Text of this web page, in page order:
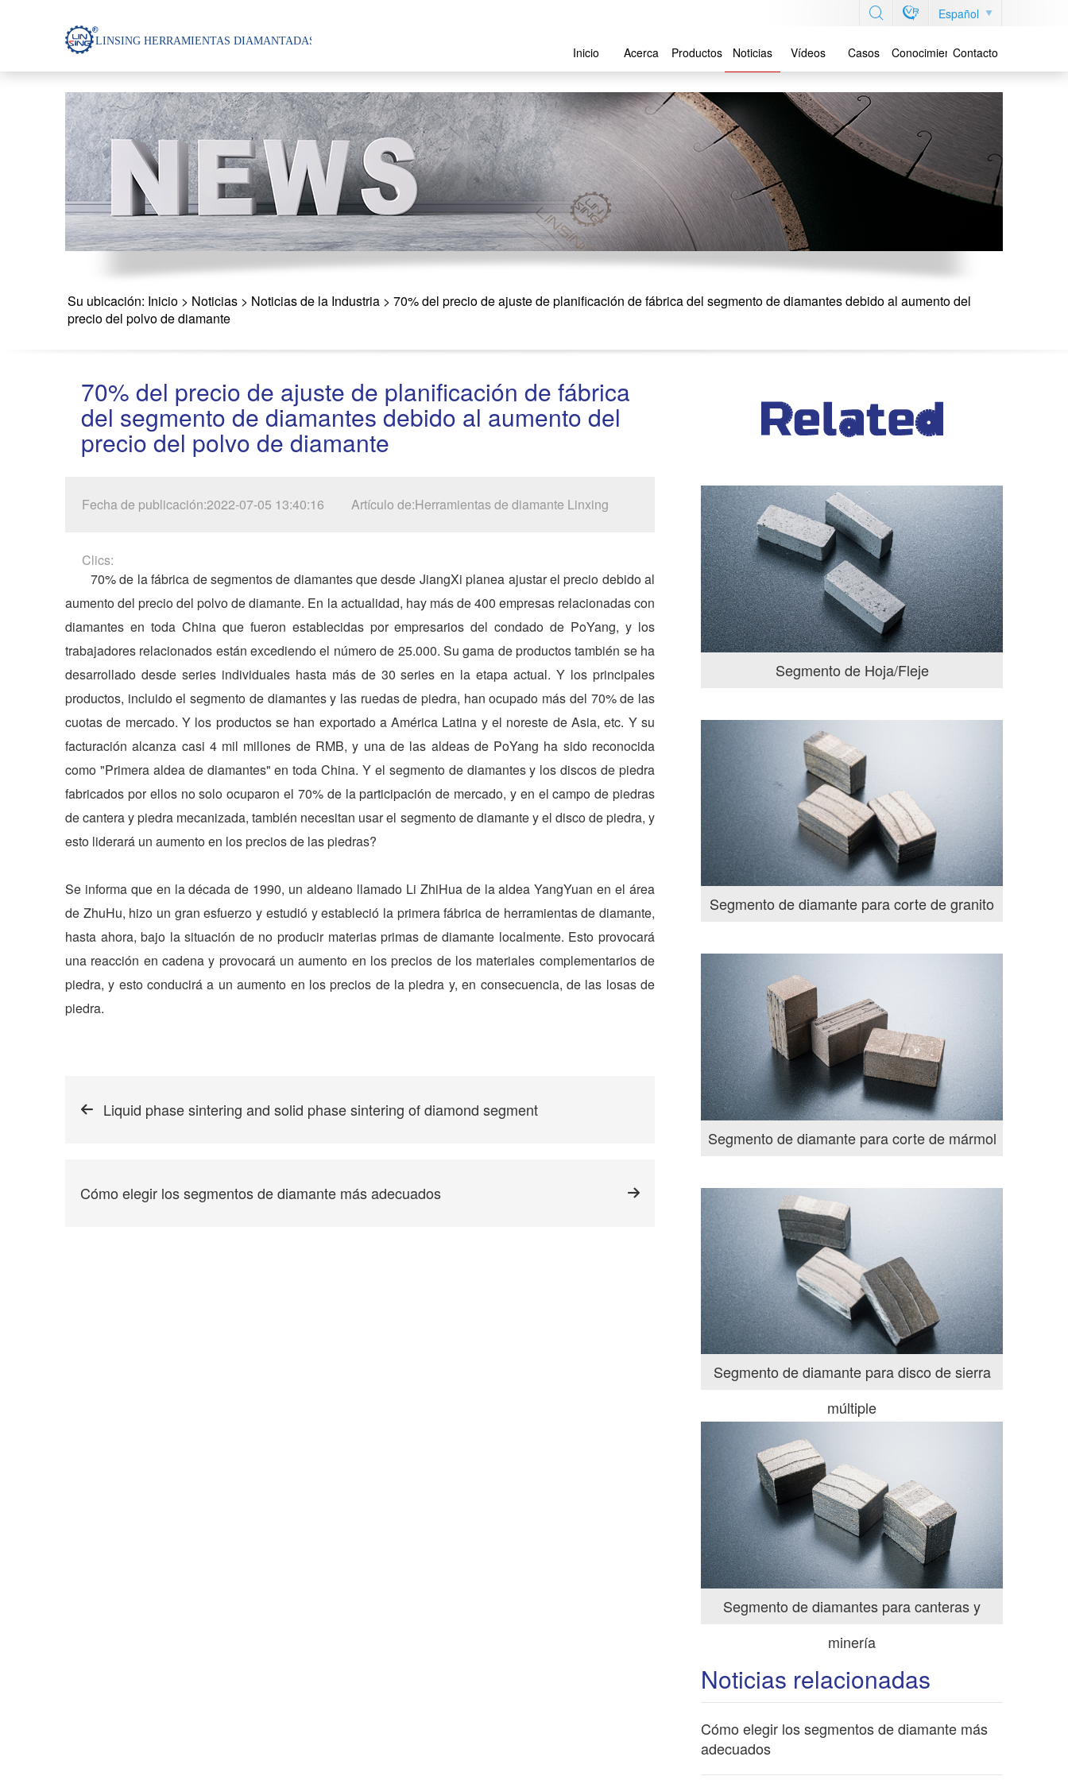
Inicio Acerca Productos Noticias Vídeos Casos ConocimientoContacto
Español
Su ubicación: Inicio > Noticias > Noticias de la Industria > 70% del precio de ajuste de planificación de fábrica del segmento de diamantes debido al aumento del
precio del polvo de diamante
70% del precio de ajuste de planificación de fábrica
del segmento de diamantes debido al aumento del
precio del polvo de diamante
Fecha de publicación:2022-07-05 13:40:16 Artículo de:Herramientas de diamante Linxing
Clics:
70% de la fábrica de segmentos de diamantes que desde JiangXi planea ajustar el precio debido al
aumento del precio del polvo de diamante. En la actualidad, hay más de 400 empresas relacionadas con
diamantes en toda China que fueron establecidas por empresarios del condado de PoYang, y los
trabajadores relacionados están excediendo el número de 25.000. Su gama de productos también se ha
desarrollado desde series individuales hasta más de 30 series en la etapa actual. Y los principales
productos, incluido el segmento de diamantes y las ruedas de piedra, han ocupado más del 70% de las
cuotas de mercado. Y los productos se han exportado a América Latina y el noreste de Asia, etc. Y su
facturación alcanza casi 4 mil millones de RMB, y una de las aldeas de PoYang ha sido reconocida
como "Primera aldea de diamantes" en toda China. Y el segmento de diamantes y los discos de piedra
fabricados por ellos no solo ocuparon el 70% de la participación de mercado, y en el campo de piedras
de cantera y piedra mecanizada, también necesitan usar el segmento de diamante y el disco de piedra, y
esto liderará un aumento en los precios de las piedras?
Se informa que en la década de 1990, un aldeano llamado Li ZhiHua de la aldea YangYuan en el área
de ZhuHu, hizo un gran esfuerzo y estudió y estableció la primera fábrica de herramientas de diamante,
hasta ahora, bajo la situación de no producir materias primas de diamante localmente. Esto provocará
una reacción en cadena y provocará un aumento en los precios de los materiales complementarios de
piedra, y esto conducirá a un aumento en los precios de la piedra y, en consecuencia, de las losas de
piedra.
Liquid phase sintering and solid phase sintering of diamond segment
Cómo elegir los segmentos de diamante más adecuados
Segmento de Hoja/Fleje
Segmento de diamante para corte de granito
Segmento de diamante para corte de mármol
Segmento de diamante para disco de sierra
múltiple
Segmento de diamantes para canteras y
minería
Noticias relacionadas
Cómo elegir los segmentos de diamante más
adecuados